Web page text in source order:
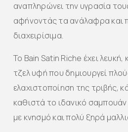
αναπληρώνει την υγρασία
αφήνοντάς τα ανάλαφρα και
διαχειρίσιμα.
Το Bain Satin Riche έχει
τζελ υφή που δημιουργεί
ελαχιστοποίηση της τριβής,
καθιστά το ιδανικό σαμπουάν
με κνησμό και πολύ ξηρά